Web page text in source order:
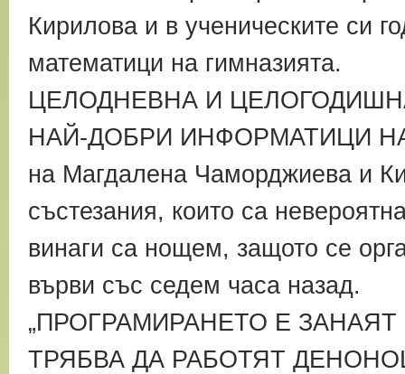
Кирилова и в ученическите си
математици на гимназията.
ЦЕЛОДНЕВНА И
НАЙ-ДОБРИ ИНФОРМАТИЦИ НА
на Магдалена Чаморджиева и
състезания, които са
винаги са нощем, защото се
върви със седем часа назад.
„ПРОГРАМИРАНЕТО Е
ТРЯБВА ДА РАБОТЯТ